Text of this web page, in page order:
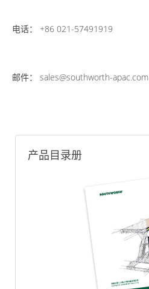
电话： +86 021-57491919
邮件： sales@southworth-apac.com
产品目录册